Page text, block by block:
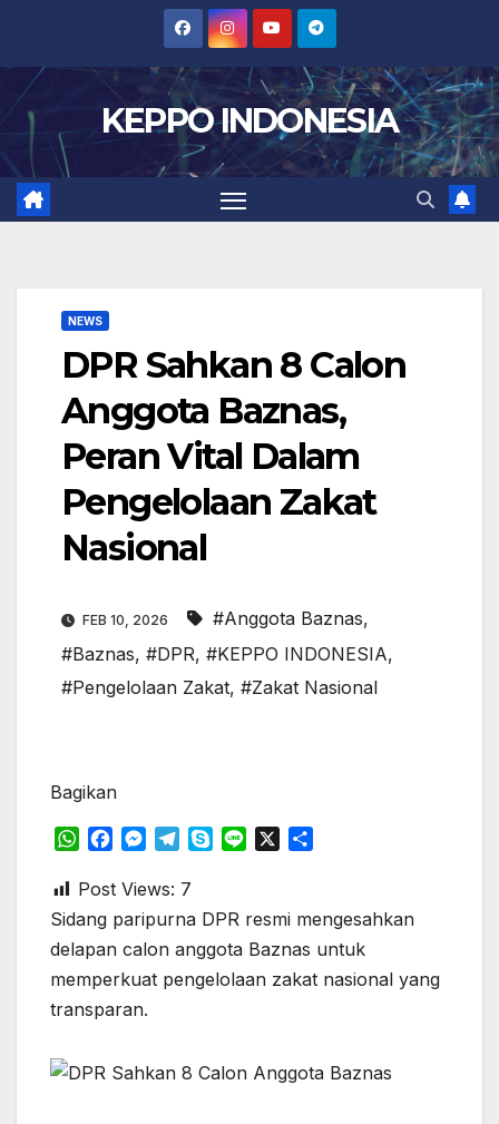
content
KEPPO INDONESIA
NEWS
DPR Sahkan 8 Calon
Anggota Baznas,
Peran Vital Dalam
Pengelolaan Zakat
Nasional​
FEB 10, 2026 #Anggota Baznas,
#Baznas, #DPR, #KEPPO INDONESIA,
#Pengelolaan Zakat, #Zakat Nasional
Bagikan
W
a
t
A
p
p
c
e
o
o
k
M
s
s
e
n
g
e
T
l
e
r
a
S
p
e
r
Post Views: 7
Sidang paripurna DPR resmi mengesahkan
delapan calon anggota Baznas untuk
memperkuat pengelolaan zakat nasional yang
transparan.